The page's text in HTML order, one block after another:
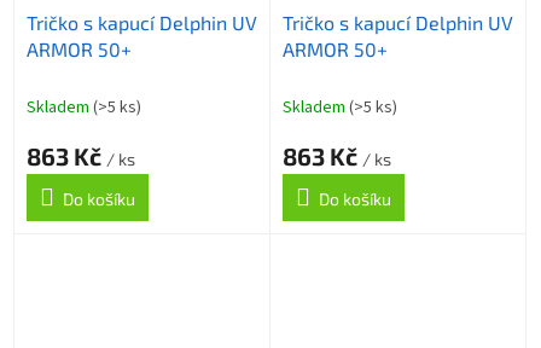
Tričko s kapucí Delphin UV
ARMOR 50+
Skladem (>5 ks)
863 Kč / ks
Do košíku
Tričko s kapucí Delphin UV
ARMOR 50+
Skladem (>5 ks)
863 Kč / ks
Do košíku